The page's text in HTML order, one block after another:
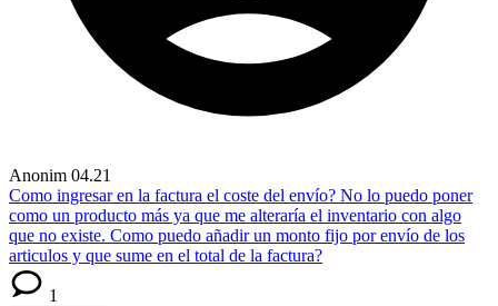
Anonim 04.21
Como ingresar en la factura el coste del envío? No lo puedo poner
como un producto más ya que me alteraría el inventario con algo
que no existe. Como puedo añadir un monto fijo por envío de los
articulos y que sume en el total de la factura?
1